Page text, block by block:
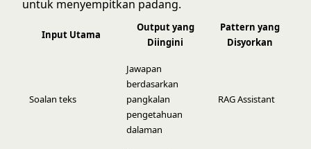
untuk menyempitkan padang.
Input Utama
Output yang
Diingini
Pattern yang
Disyorkan
Soalan teks
Jawapan
berdasarkan
pangkalan
pengetahuan
dalaman
RAG Assistant